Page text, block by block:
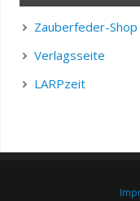
Zauberfeder-Shop
Verlagsseite
LARPzeit